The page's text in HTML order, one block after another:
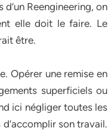
Reengineering, on
elle doit le faire. Le
être.
Opérer une remise en
superficiels ou
ici négliger toutes les
son travail.